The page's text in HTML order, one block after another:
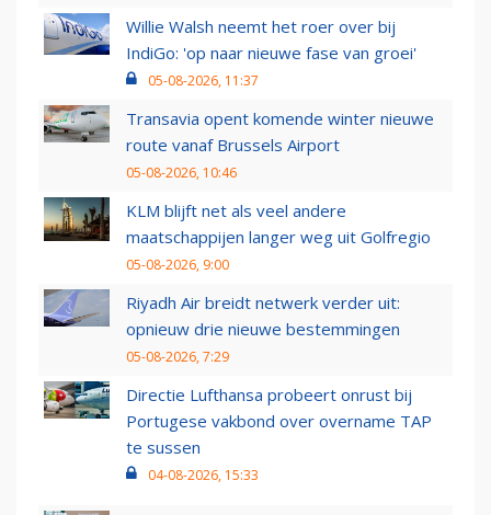
Willie Walsh neemt het roer over bij
IndiGo: 'op naar nieuwe fase van groei'
05-08-2026, 11:37
Transavia opent komende winter nieuwe
route vanaf Brussels Airport
05-08-2026, 10:46
KLM blijft net als veel andere
maatschappijen langer weg uit Golfregio
05-08-2026, 9:00
Riyadh Air breidt netwerk verder uit:
opnieuw drie nieuwe bestemmingen
05-08-2026, 7:29
Directie Lufthansa probeert onrust bij
Portugese vakbond over overname TAP
te sussen
04-08-2026, 15:33